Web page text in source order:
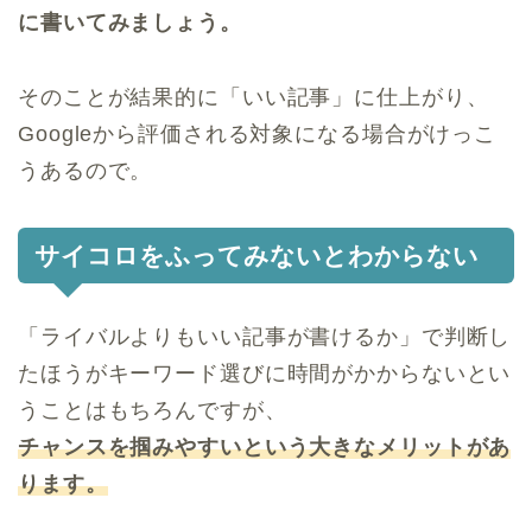
に書いてみましょう。
そのことが結果的に「いい記事」に仕上がり、
Googleから評価される対象になる場合がけっこ
うあるので。
サイコロをふってみないとわからない
「ライバルよりもいい記事が書けるか」で判断し
たほうがキーワード選びに時間がかからないとい
うことはもちろんですが、
チャンスを掴みやすいという大きなメリットがあ
ります。